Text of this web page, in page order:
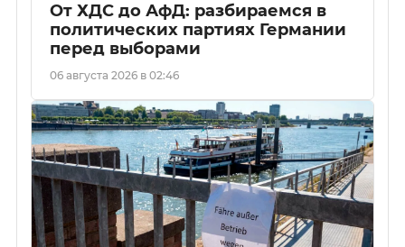
От ХДС до АфД: разбираемся в
политических партиях Германии
перед выборами
06 августа 2026 в 02:46